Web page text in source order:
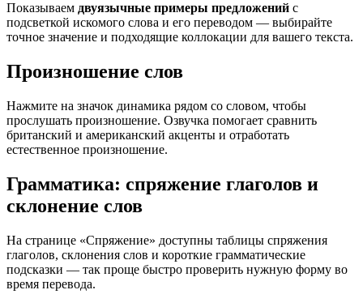
Показываем двуязычные примеры предложений с
подсветкой искомого слова и его переводом — выбирайте
точное значение и подходящие коллокации для вашего текста.
Произношение слов
Нажмите на значок динамика рядом со словом, чтобы
прослушать произношение. Озвучка помогает сравнить
британский и американский акценты и отработать
естественное произношение.
Грамматика: спряжение глаголов и
склонение слов
На странице «Спряжение» доступны таблицы спряжения
глаголов, склонения слов и короткие грамматические
подсказки — так проще быстро проверить нужную форму во
время перевода.